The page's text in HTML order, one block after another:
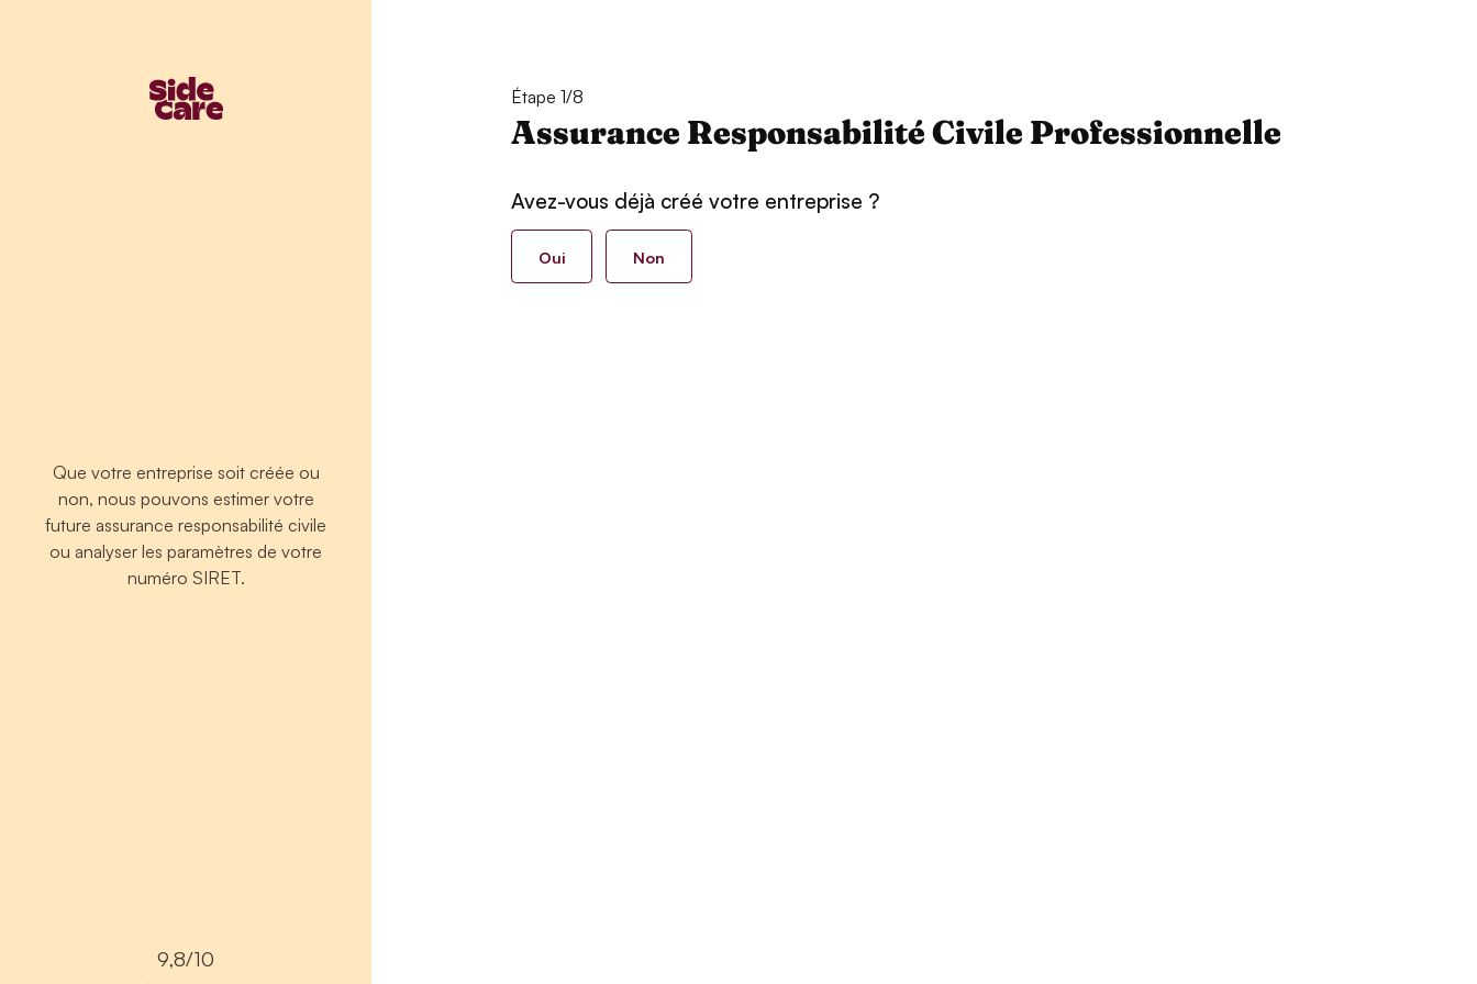
Que votre entreprise soit créée ou
non, nous pouvons estimer votre
future assurance responsabilité civile
ou analyser les paramètres de votre
numéro SIRET.
9,8/10
Étape 1/8
Assurance Responsabilité Civile Professionnelle
Avez-vous déjà créé votre entreprise ?
Oui Non